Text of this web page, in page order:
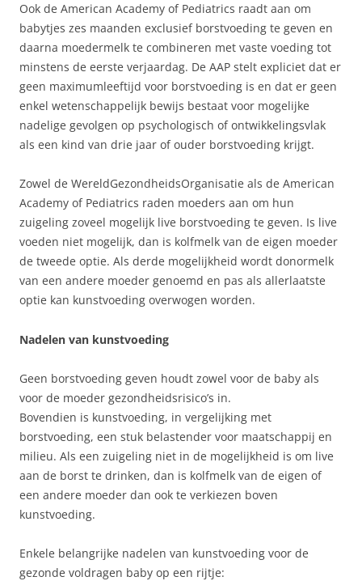
Ook de American Academy of Pediatrics raadt aan om
babytjes zes maanden exclusief borstvoeding te geven en
daarna moedermelk te combineren met vaste voeding tot
minstens de eerste verjaardag. De AAP stelt expliciet dat er
geen maximumleeftijd voor borstvoeding is en dat er geen
enkel wetenschappelijk bewijs bestaat voor mogelijke
nadelige gevolgen op psychologisch of ontwikkelingsvlak
als een kind van drie jaar of ouder borstvoeding krijgt.
Zowel de WereldGezondheidsOrganisatie als de American
Academy of Pediatrics raden moeders aan om hun
zuigeling zoveel mogelijk live borstvoeding te geven. Is live
voeden niet mogelijk, dan is kolfmelk van de eigen moeder
de tweede optie. Als derde mogelijkheid wordt donormelk
van een andere moeder genoemd en pas als allerlaatste
optie kan kunstvoeding overwogen worden.
Nadelen van kunstvoeding
Geen borstvoeding geven houdt zowel voor de baby als
voor de moeder gezondheidsrisico’s in.
Bovendien is kunstvoeding, in vergelijking met
borstvoeding, een stuk belastender voor maatschappij en
milieu. Als een zuigeling niet in de mogelijkheid is om live
aan de borst te drinken, dan is kolfmelk van de eigen of
een andere moeder dan ook te verkiezen boven
kunstvoeding.
Enkele belangrijke nadelen van kunstvoeding voor de
gezonde voldragen baby op een rijtje: